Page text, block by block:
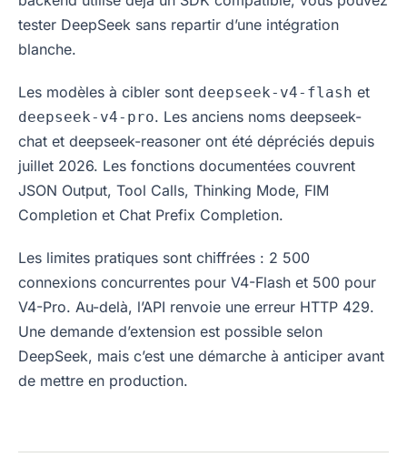
tester DeepSeek sans repartir d’une intégration
blanche.
Les modèles à cibler sont deepseek-v4-flash et
deepseek-v4-pro. Les anciens noms deepseek-
chat et deepseek-reasoner ont été dépréciés depuis
juillet 2026. Les fonctions documentées couvrent
JSON Output, Tool Calls, Thinking Mode, FIM
Completion et Chat Prefix Completion.
Les limites pratiques sont chiffrées : 2 500
connexions concurrentes pour V4-Flash et 500 pour
V4-Pro. Au-delà, l’API renvoie une erreur HTTP 429.
Une demande d’extension est possible selon
DeepSeek, mais c’est une démarche à anticiper avant
de mettre en production.